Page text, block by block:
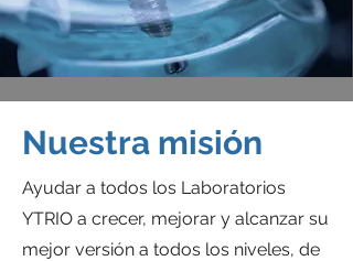
Nuestra misión
Ayudar a todos los Laboratorios
YTRIO a crecer, mejorar y alcanzar su
mejor versión a todos los niveles, de